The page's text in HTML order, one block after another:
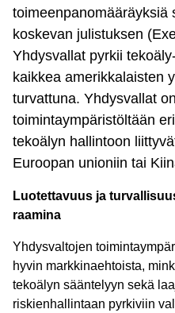
toimeenpanomääräyksiä
koskevan julistuksen
Yhdysvallat pyrkii
kaikkea amerikkalaisten
turvattuna. Yhdysvallat
toimintaympäristöltään
tekoälyn hallintoon
Euroopan unioniin tai
Luotettavuus ja
raamina
Yhdysvaltojen
hyvin markkinaehtoista,
tekoälyn sääntelyyn sekä
riskienhallintaan pyrkiviin